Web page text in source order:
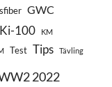
GWC
100 KM
Test Tips Tävling
2022